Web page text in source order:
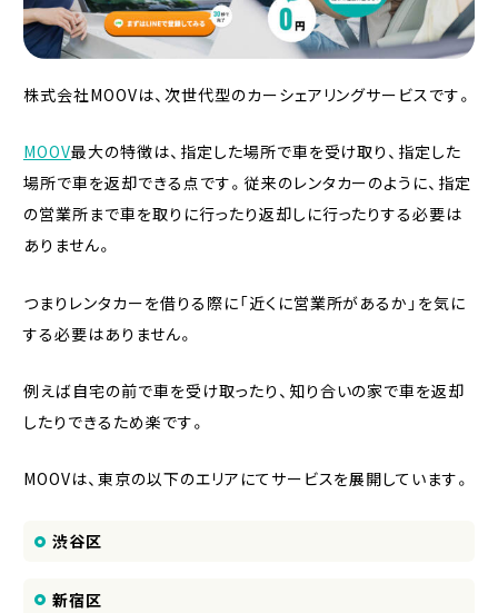
株式会社MOOVは、次世代型のカーシェアリングサービスです。
MOOV最大の特徴は、指定した場所で車を受け取り、指定した
場所で車を返却できる点です。従来のレンタカーのように、指定
の営業所まで車を取りに行ったり返却しに行ったりする必要は
ありません。
つまりレンタカーを借りる際に「近くに営業所があるか」を気に
する必要はありません。
例えば自宅の前で車を受け取ったり、知り合いの家で車を返却
したりできるため楽です。
MOOVは、東京の以下のエリアにてサービスを展開しています。
渋谷区
新宿区